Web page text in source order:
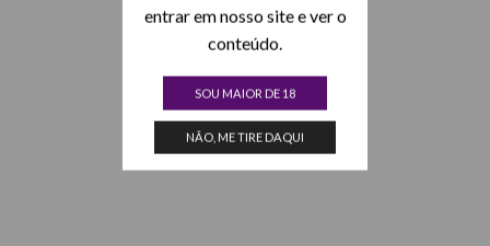
entrar em nosso site e ver o
conteúdo.
SOU MAIOR DE 18
NÃO, ME TIRE DAQUI